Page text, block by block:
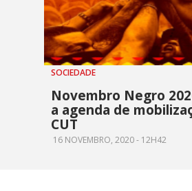
SOCIEDADE
Novembro Negro
a agenda de
CUT
16 NOVEMBRO, 2020 - 12H42